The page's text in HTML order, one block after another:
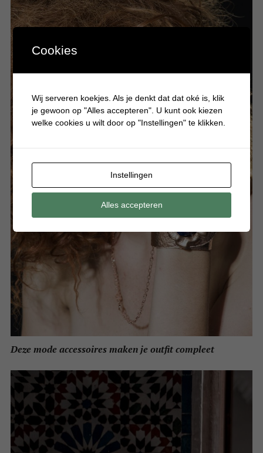
Deze mode accessoires maken je outfit compleet
Cookies
Wij serveren koekjes. Als je denkt dat dat oké is, klik
je gewoon op "Alles accepteren". U kunt ook kiezen
welke cookies u wilt door op "Instellingen" te klikken.
Instellingen
Alles accepteren